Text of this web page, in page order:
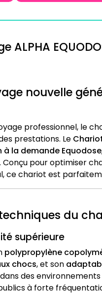
ALPHA
nouvelle
professionnel, le
prestations. Le
à la demande Equodose
Conçu pour optimiser
ce chariot est
du
supérieure
polypropylène
chocs, et son
des
à forte